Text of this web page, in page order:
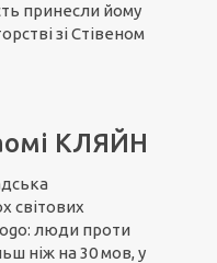
принесли йому
зі Стівеном
КЛЯЙН
світових
люди проти
ніж на 30 мов, у